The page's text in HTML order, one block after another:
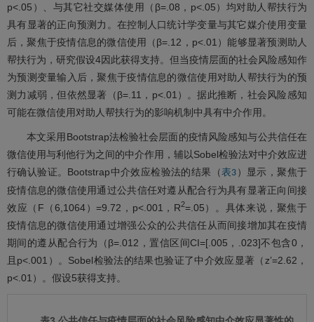
p<.05）、与其它社交媒体使用（β=.08，p<.05）均对助人帮扶行为
具有显著的正向预测力。在控制人口统计学变量与其它媒介使用变量
后，聚焦于疫情信息的微信使用（β=.12，p<.01）能够显著预测助人
帮扶行为，研究假设4因此获得支持。但当疫情层面的社会风险感知作
为预测变量输入后，聚焦于疫情信息的微信使用对助人帮扶行为的预
测力减弱，但依然显著（β=.11，p<.01）。据此推断，社会风险感知
可能在微信使用对助人帮扶行为的影响机制中具有中介作用。
本文采用Bootstrap法检验社会层面的疫情风险感知与公共信任在
微信使用与利他行为之间的中介作用，辅以Sobel检验法对中介效应进
行确认验证。Bootstrap中介效应检验法的结果（表3 ）显示，聚焦于
疫情信息的微信使用通过公共信任对遵从配合行为具有显著正向间接
效应（F（6,1064）=9.72，p<.001，R2=.05）。具体来说，聚焦于
疫情信息的微信使用通过增强公众的公共信任从而间接增加其在疫情
期间的遵从配合行为（β=.012，置信区间CI=[.005，.023]不包含0，
且p<.001）。Sobel检验法的结果也验证了中介效应显著（z’=2.62，
p<.01）。假设5获得支持。